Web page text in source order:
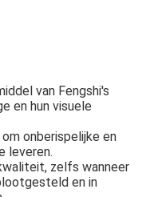
van Fengshi's
en hun visuele
onberispelijke en
leveren.
zelfs wanneer
en in